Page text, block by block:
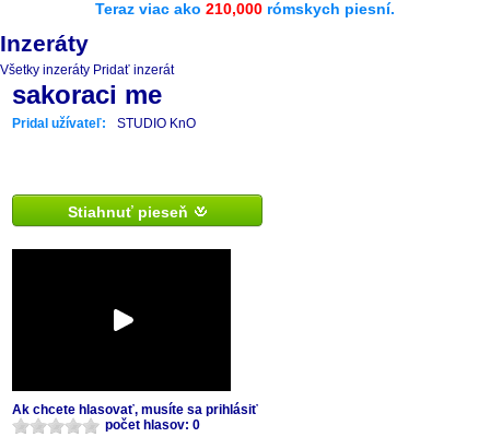
Teraz viac ako 210,000 rómskych piesní.
Inzeráty
Všetky inzeráty Pridať inzerát
sakoraci me
Pridal užívateľ: STUDIO KnO
Stiahnuť pieseň
Ak chcete hlasovať, musíte sa prihlásiť
počet hlasov: 0